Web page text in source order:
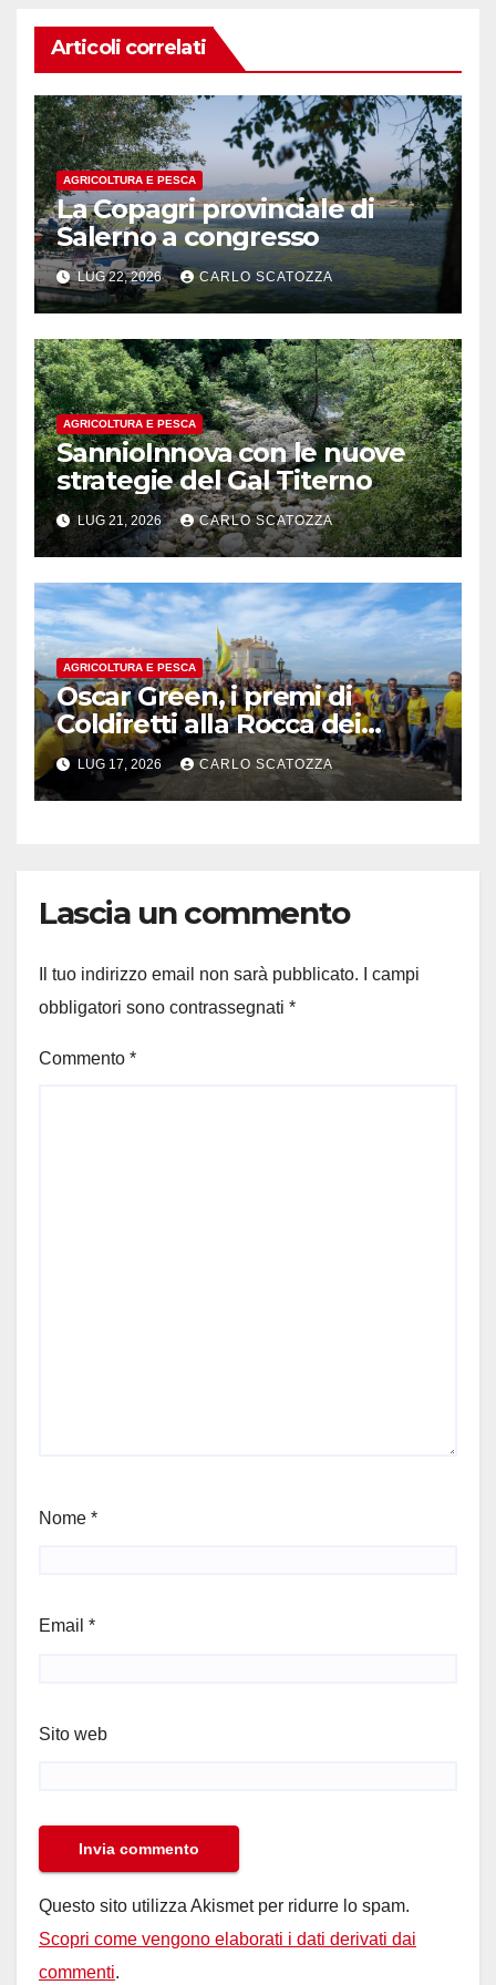
Articoli correlati
AGRICOLTURA E PESCA
La Copagri provinciale di
Salerno a congresso
LUG 22, 2026 CARLO SCATOZZA
AGRICOLTURA E PESCA
SannioInnova con le nuove
strategie del Gal Titerno
LUG 21, 2026 CARLO SCATOZZA
AGRICOLTURA E PESCA
Oscar Green, i premi di
Coldiretti alla Rocca dei
Rettori a Benevento
LUG 17, 2026 CARLO SCATOZZA
Lascia un commento
Il tuo indirizzo email non sarà pubblicato.
I campi
obbligatori sono contrassegnati *
Commento *
Nome *
Email *
Sito web
Questo sito utilizza Akismet per ridurre lo spam.
Scopri come vengono elaborati i dati derivati dai
commenti.